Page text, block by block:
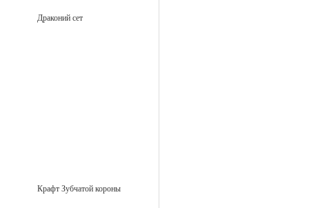
Драконий сет
Крафт Зубчатой короны